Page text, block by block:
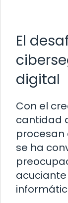
El
digital
Con el
cantidad
procesan
se ha